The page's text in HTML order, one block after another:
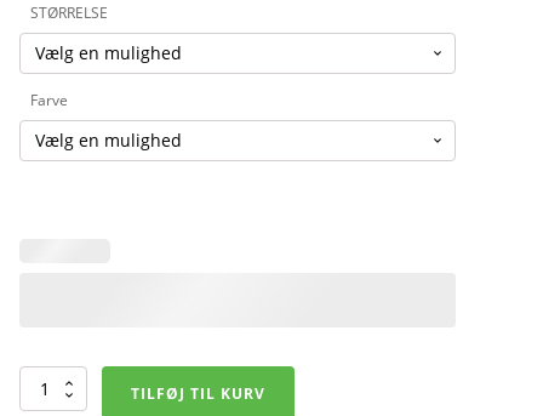
STØRRELSE
Farve
Hummel
Core
TILFØJ TIL KURV